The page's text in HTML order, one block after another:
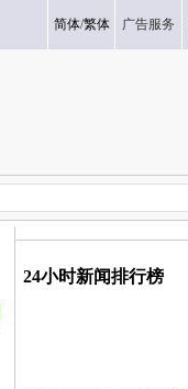
简体/繁体 广告服务
24小时新闻排行榜